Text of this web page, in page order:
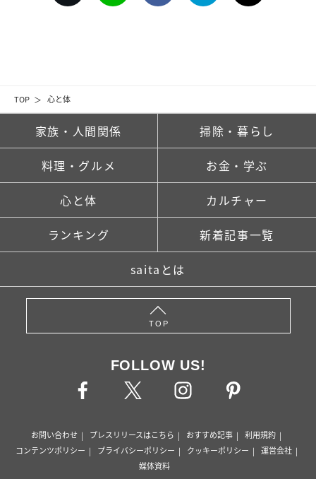
TOP 心と体
家族・人間関係 掃除・暮らし
料理・グルメ お金・学ぶ
心と体 カルチャー
ランキング 新着記事一覧
saitaとは
TOP
FOLLOW US!
お問い合わせ プレスリリースはこちら おすすめ記事
利用規約
コンテンツポリシー
プライバシーポリシー クッキーポリシー
運営会社
媒体資料